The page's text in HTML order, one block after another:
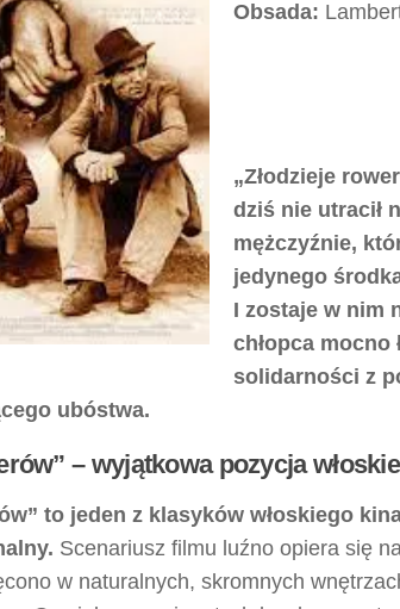
Obsada:
„Złodzieje
dziś nie utracił
mężczyźnie,
jedynego
I zostaje w nim
chłopca mocno
solidarności z
ubóstwa.
– wyjątkowa pozycja
to jeden z klasyków włoskiego
Scenariusz filmu luźno opiera się
w naturalnych, skromnych